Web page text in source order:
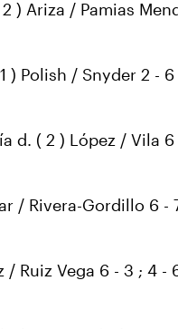
) Ariza / Pamias
) Polish / Snyder 2 -
d. ( 2 ) López / Vila
/ Rivera-Gordillo 6 -
Ruiz Vega 6 - 3 ; 4 -